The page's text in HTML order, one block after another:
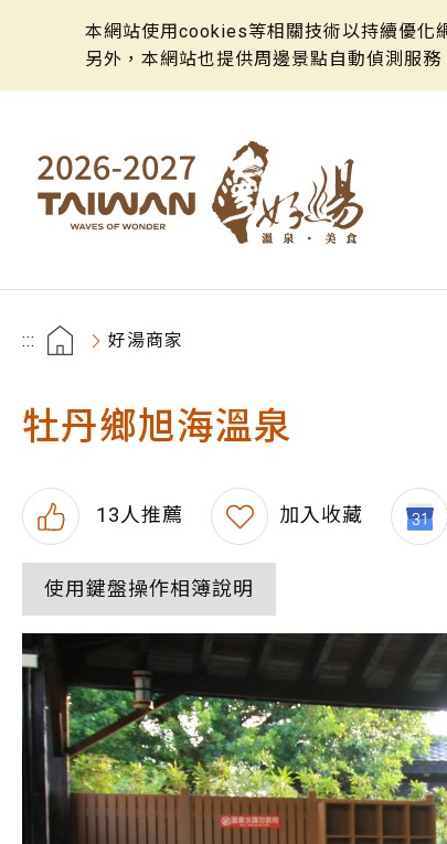
本網站使用cookies等相關技術以持續優化
另外，本網站也提供周邊景點自動偵測服
::: 好湯商家
牡丹鄉旭海溫泉
13 人推薦 加入收藏
使用鍵盤操作相簿說明